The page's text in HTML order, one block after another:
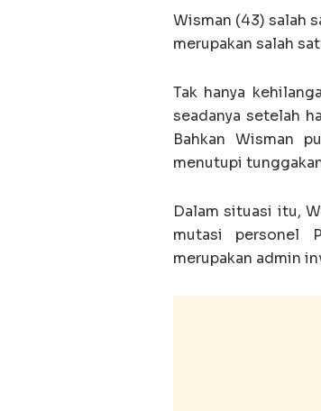
Wisman (43) salah
merupakan salah
Tak hanya
seadanya setelah
Bahkan Wisman
menutupi
Dalam situasi itu,
mutasi personel
merupakan admin